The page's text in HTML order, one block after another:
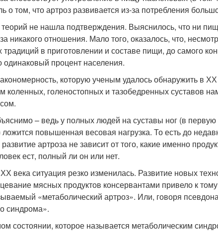
о том, что артроз развивается из-за потребления
теорий не нашла подтверждения. Выяснилось, что ни
никакого отношения. Мало того, оказалось, что,
в приготовлении и составе пищи, до самого
одинаковый процент населения.
которую ученым удалось обнаружить в
коленных, голеностопных и тазобедренных суставов
– ведь у полных людей на суставы ног (в
ложится повышенная весовая нагрузка. То есть до
артроза не зависит от того, какие именно
ест, полный ли он или нет.
века ситуация резко изменилась. Развитие новых
мясных продуктов консервантами привело к
«метаболический артроз». Или, говоря
синдрома».
состоянии, которое называется метаболическим